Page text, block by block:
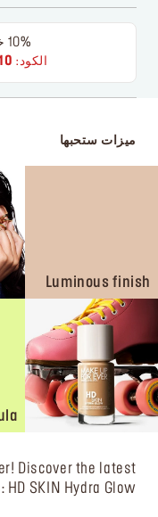
10% خصم* على أول طلب!
الكود:
ميزات ستحبها
Luminous finish
Discover the latest
SKIN Hydra Glow.